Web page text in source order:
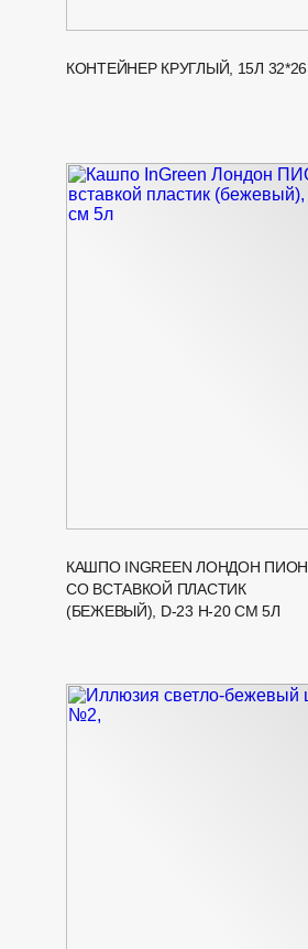
КОНТЕЙНЕР КРУГЛЫЙ, 15Л 32*26
КАШПО INGREEN ЛОНДОН ПИОН
СО ВСТАВКОЙ ПЛАСТИК
(БЕЖЕВЫЙ), D-23 H-20 СМ 5Л